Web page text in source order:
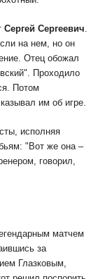
Сергей Сергеевич.
на нем, но он
Отец обожал
Проходило
Потом
им об игре.
исполняя
"Вот же она –
говорил,
матчем
за
Глазковым,